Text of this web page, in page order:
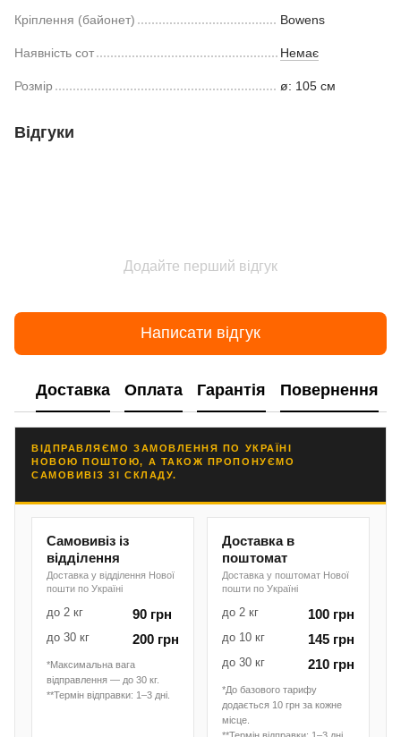
Кріплення (байонет) Bowens
Наявність сот Немає
Розмір ø: 105 cм
Відгуки
Додайте перший відгук
Написати відгук
Доставка Оплата Гарантія Повернення
ВІДПРАВЛЯЄМО ЗАМОВЛЕННЯ ПО УКРАЇНІ
НОВОЮ ПОШТОЮ, А ТАКОЖ ПРОПОНУЄМО
САМОВИВІЗ ЗІ СКЛАДУ.
Самовивіз із
відділення
Доставка у відділення Нової
пошти по Україні
до 2 кг 90 грн
до 30 кг 200 грн
*Максимальна вага
відправлення — до 30 кг.
**Термін відправки: 1–3 дні.
Доставка в
поштомат
Доставка у поштомат Нової
пошти по Україні
до 2 кг 100 грн
до 10 кг 145 грн
до 30 кг 210 грн
*До базового тарифу
додається 10 грн за кожне
місце.